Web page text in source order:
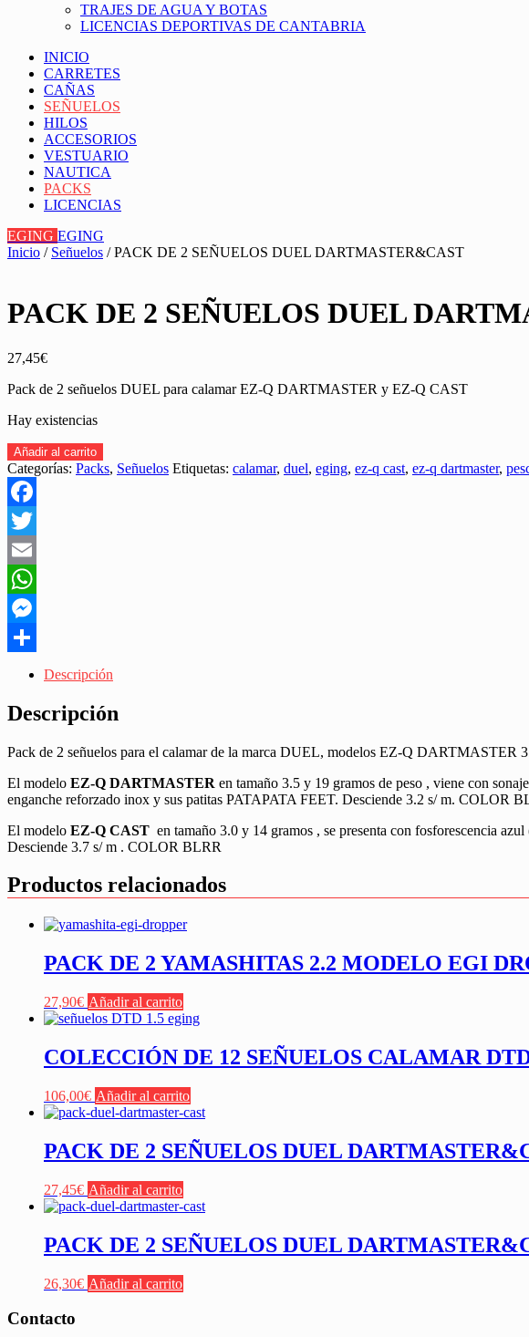
TRAJES DE AGUA Y BOTAS
LICENCIAS DEPORTIVAS DE CANTABRIA
INICIO
CARRETES
CAÑAS
SEÑUELOS
HILOS
ACCESORIOS
VESTUARIO
NAUTICA
PACKS
LICENCIAS
EGING EGING
Inicio / Señuelos / PACK DE 2 SEÑUELOS DUEL DARTMASTER&CAST
PACK DE 2 SEÑUELOS DUEL
27,45€
Pack de 2 señuelos DUEL para calamar EZ-Q DARTMASTER y EZ-Q CAST
Hay existencias
PACK
DE
2
SEÑUELOS
DUEL
DARTMASTER&CAST
cantidad
Añadir al carrito
Categorías: Packs, Señuelos Etiquetas: calamar, duel, eging, ez-q cast, ez-q dartmaster,
Facebook
Twitter
Email
WhatsApp
Messenger
Descripción
Descripción
Pack de 2 señuelos para el calamar de la marca DUEL, modelos EZ-Q
El modelo EZ-Q DARTMASTER en tamaño 3.5 y 19 gramos de peso , viene con
enganche reforzado inox y sus patitas PATAPATA FEET. Desciende 3.2 s/ m. COLOR
El modelo EZ-Q CAST en tamaño 3.0 y 14 gramos , se presenta con fosforescencia
Desciende 3.7 s/ m . COLOR BLRR
Productos relacionados
PACK DE 2 YAMASHITAS 2.2 MODELO EGI
27,90€ Añadir al carrito
COLECCIÓN DE 12 SEÑUELOS CALAMAR
106,00€ Añadir al carrito
PACK DE 2 SEÑUELOS DUEL
27,45€ Añadir al carrito
PACK DE 2 SEÑUELOS DUEL
26,30€ Añadir al carrito
Contacto